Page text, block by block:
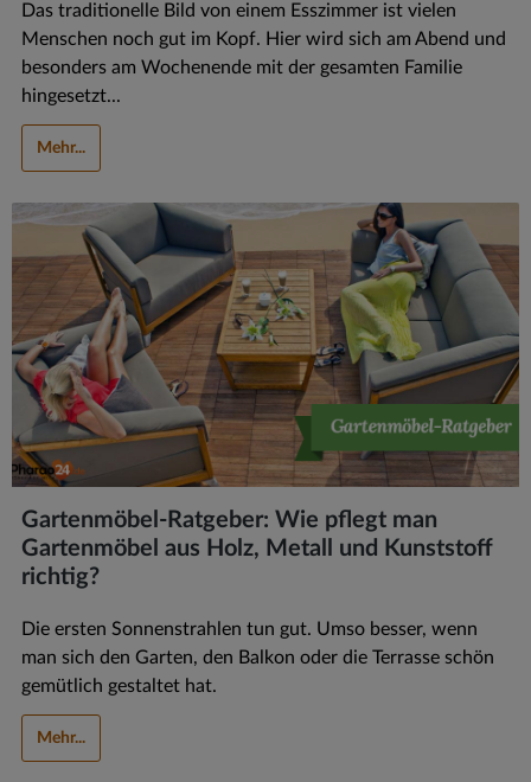
Das traditionelle Bild von einem Esszimmer ist vielen
Menschen noch gut im Kopf. Hier wird sich am Abend und
besonders am Wochenende mit der gesamten Familie
hingesetzt...
Mehr...
Gartenmöbel-Ratgeber: Wie pflegt man
Gartenmöbel aus Holz, Metall und Kunststoff
richtig?
Die ersten Sonnenstrahlen tun gut. Umso besser, wenn
man sich den Garten, den Balkon oder die Terrasse schön
gemütlich gestaltet hat.
Mehr...